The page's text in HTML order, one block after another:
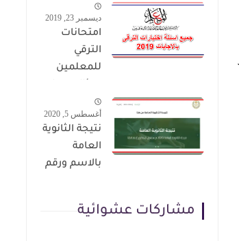
عن اسماء
المعلمين
لتدريبات
ديسمبر 23, 2019
امتحانات
الترقي
للمعلمين
حمل من هنا
أغسطس 5, 2020
نتيجة الثانوية
العامة
بالاسم ورقم
مشاركات عشوائية